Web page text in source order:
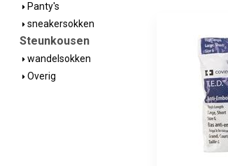
Panty's
sneakersokken
Steunkousen
wandelsokken
Overig